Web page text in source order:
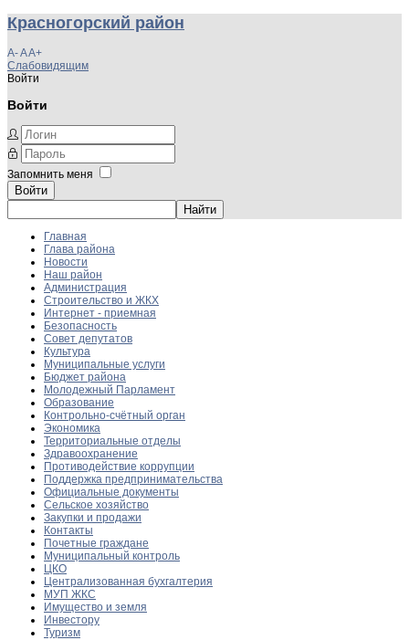
Красногорский район
A-AA+
Слабовидящим
Войти
Войти
Запомнить меня
Войти
Главная
Глава района
Новости
Наш район
Администрация
Строительство и ЖКХ
Интернет - приемная
Безопасность
Совет депутатов
Культура
Муниципальные услуги
Бюджет района
Молодежный Парламент
Образование
Контрольно-счётный орган
Экономика
Территориальные отделы
Здравоохранение
Противодействие коррупции
Поддержка предпринимательства
Официальные документы
Сельское хозяйство
Закупки и продажи
Контакты
Почетные граждане
Муниципальный контроль
ЦКО
Централизованная бухгалтерия
МУП ЖКС
Имущество и земля
Инвестору
Туризм